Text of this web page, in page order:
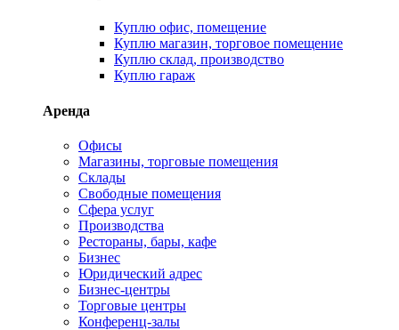
Куплю офис, помещение
Куплю магазин, торговое помещение
Куплю склад, производство
Куплю гараж
Аренда
Офисы
Магазины, торговые помещения
Склады
Свободные помещения
Сфера услуг
Производства
Рестораны, бары, кафе
Бизнес
Юридический адрес
Бизнес-центры
Торговые центры
Конференц-залы